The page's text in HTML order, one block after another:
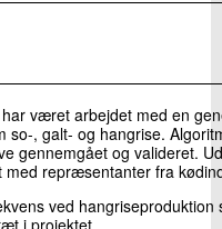
været arbejdet med en
, galt- og hangrise.
gennemgået og valideret.
repræsentanter fra
ved
i projektet.